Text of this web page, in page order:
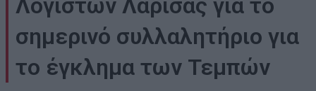
Λογιστών Λάρισας για το
σημερινό συλλαλητήριο για
το έγκλημα των Τεμπών